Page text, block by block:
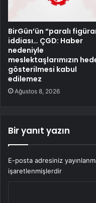
BirGün’ün “paralı
iddiası… ÇGD: Haber
nedeniyle
meslektaşlarımızın
gösterilmesi kabul
edilemez
Ağustos 8, 2026
Bir yanıt yazın
E-posta adresiniz
işaretlenmişlerdir